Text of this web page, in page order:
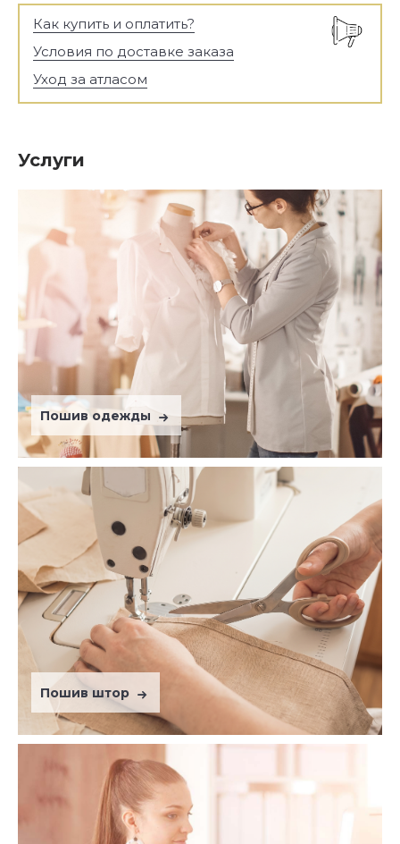
Как купить и оплатить?
Условия по доставке заказа
Уход за атласом
Услуги
Пошив одежды
Пошив штор